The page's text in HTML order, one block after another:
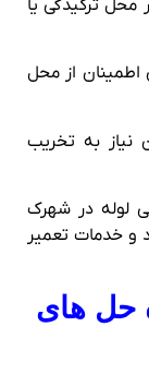
محل ترکیدگی یا
از محل
نیاز به تخریب
در شهرک
و خدمات تعمیر
حل‌ های